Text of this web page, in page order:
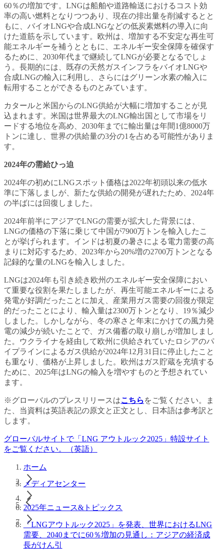
60％の増加です。LNGは船舶や道路輸送におけるコスト効
率の高い燃料となりつつあり、現在の排出量を削減するとと
もに、バイオLNGや合成LNGなどの低炭素燃料の導入に向
けた道筋を示しています。欧州は、増加する不安定な再生可
能エネルギーを補うとともに、エネルギー安全保障を確保す
るために、2030年代まで継続してLNGが必要となるでしょ
う。長期的には、既存の天然ガスインフラをバイオLNGや
合成LNGの輸入に利用し、さらにはグリーン水素の輸入に
転用することができるものとみています。
カタールと米国からのLNG供給が大幅に増加することが見
込まれます。米国は世界最大のLNG輸出国として市場をリ
ードする地位を高め、2030年までに輸出量は年間1億8000万
トンに達し、世界の供給量の3分の1を占める可能性がありま
す。
2024年の需給ひっ迫
2024年の初めにLNGスポット価格は2022年初頭以来の低水
準に下落しましが、新たな供給の開発が遅れたため、2024年
の半ばには回復しました。
2024年前半にアジアでLNGの需要が拡大した背景には、
LNGの価格の下落に乗じて中国が7900万トンを輸入したこ
とが挙げられます。インドは初夏の暑さによる電力需要の高
まりに対応するため、2023年から20%増の2700万トンとなる
記録的な量のLNGを輸入しました。
LNGは2024年も引き続き欧州のエネルギー安全保障におい
て重要な役割を果たしましたが、再生可能エネルギーによる
発電が好調だったことに加え、産業用ガス需要の回復が限定
的だったことにより、輸入量は2300万トンとなり、19％減少
しました。しかしながら、冬の寒さと年末にかけての風力発
電の減少が続いたことで、ガス備蓄の取り崩しが増加しまし
た。ウクライナを経由して欧州に供給されていたロシアのパ
イプラインによるガス供給が2024年12月31日に停止したこと
も重なり、価格が上昇しました。欧州はガス貯蔵を充填する
ために、2025年はLNGの輸入を増やすものと予想されてい
ます。
※グローバルのプレスリリースはこちら をご覧ください。ま
た、当資料は英語表記の原文と正文とし、日本語は参考訳と
します。
グローバルサイトで「LNG アウトルック2025」特設サイト
をご覧ください。（英語）
ホーム
メディアセンター
2025年ニュース&トピックス
「LNGアウトルック2025」を発表、世界におけるLNG
需要、2040までに60％増加の見通し：アジアの経済成
長がけん引